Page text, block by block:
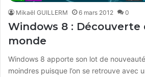
Mikaël GUILLERM 6 mars 2012 0
Windows 8 : Découverte
monde
Windows 8 apporte son lot de
moindres puisque l’on se retrouve avec